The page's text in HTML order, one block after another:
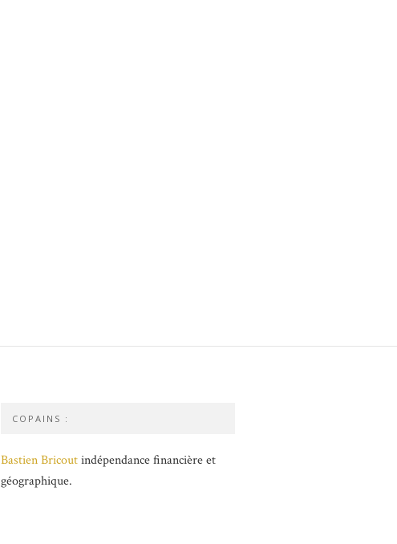
COPAINS :
Bastien Bricoutindépendance financière et
géographique.